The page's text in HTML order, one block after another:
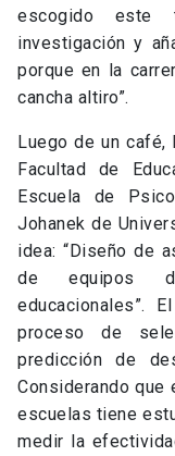
escogido este
investigación y
porque en la
cancha altiro”.
Luego de un café,
Facultad de
Escuela de
Johanek de
idea: “Diseño de
de equipos
educacionales”.
proceso de
predicción de
Considerando
escuelas tiene
medir la